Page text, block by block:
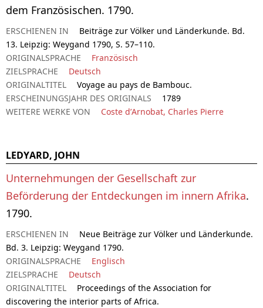
dem Französischen. 1790.
ERSCHIENEN IN
Beiträge zur Völker und Länderkunde. Bd.
13. Leipzig: Weygand 1790, S. 57–110.
ORIGINALSPRACHE
Französisch
ZIELSPRACHE
Deutsch
ORIGINALTITEL
Voyage au pays de Bambouc.
ERSCHEINUNGSJAHR DES ORIGINALS
1789
WEITERE WERKE VON
Coste d’Arnobat, Charles Pierre
LEDYARD, JOHN
Unternehmungen der Gesellschaft zur
Beförderung der Entdeckungen im innern Afrika.
1790.
ERSCHIENEN IN
Neue Beiträge zur Völker und Länderkunde.
Bd. 3. Leipzig: Weygand 1790.
ORIGINALSPRACHE
Englisch
ZIELSPRACHE
Deutsch
ORIGINALTITEL
Proceedings of the Association for
discovering the interior parts of Africa.